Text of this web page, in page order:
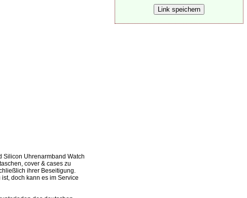
Silicon Uhrenarmband Watch
cover & cases zu
ihrer Beseitigung.
doch kann es im Service